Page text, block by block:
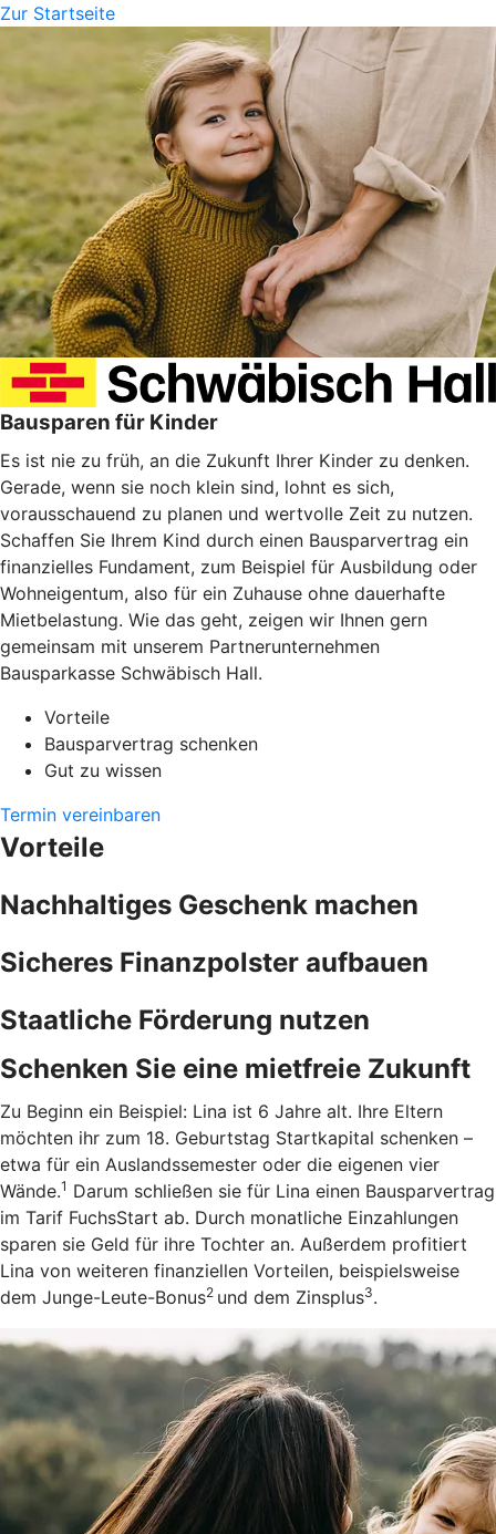
Zur Startseite
Bausparen für Kinder
Es ist nie zu früh, an die Zukunft Ihrer Kinder zu denken.
Gerade, wenn sie noch klein sind, lohnt es sich,
vorausschauend zu planen und wertvolle Zeit zu nutzen.
Schaffen Sie Ihrem Kind durch einen Bausparvertrag ein
finanzielles Fundament, zum Beispiel für Ausbildung oder
Wohneigentum, also für ein Zuhause ohne dauerhafte
Mietbelastung. Wie das geht, zeigen wir Ihnen gern
gemeinsam mit unserem Partnerunternehmen
Bausparkasse Schwäbisch Hall.
Vorteile
Bausparvertrag schenken
Gut zu wissen
Termin vereinbaren
Vorteile
Nachhaltiges Geschenk machen
Sicheres Finanzpolster aufbauen
Staatliche Förderung nutzen
Schenken Sie eine mietfreie Zukunft
Zu Beginn ein Beispiel: Lina ist 6 Jahre alt. Ihre Eltern
möchten ihr zum 18. Geburtstag Startkapital schenken –
etwa für ein Auslandssemester oder die eigenen vier
Wände.1 Darum schließen sie für Lina einen Bausparvertrag
im Tarif FuchsStart ab. Durch monatliche Einzahlungen
sparen sie Geld für ihre Tochter an. Außerdem profitiert
Lina von weiteren finanziellen Vorteilen, beispielsweise
dem Junge-Leute-Bonus2 und dem Zinsplus3.